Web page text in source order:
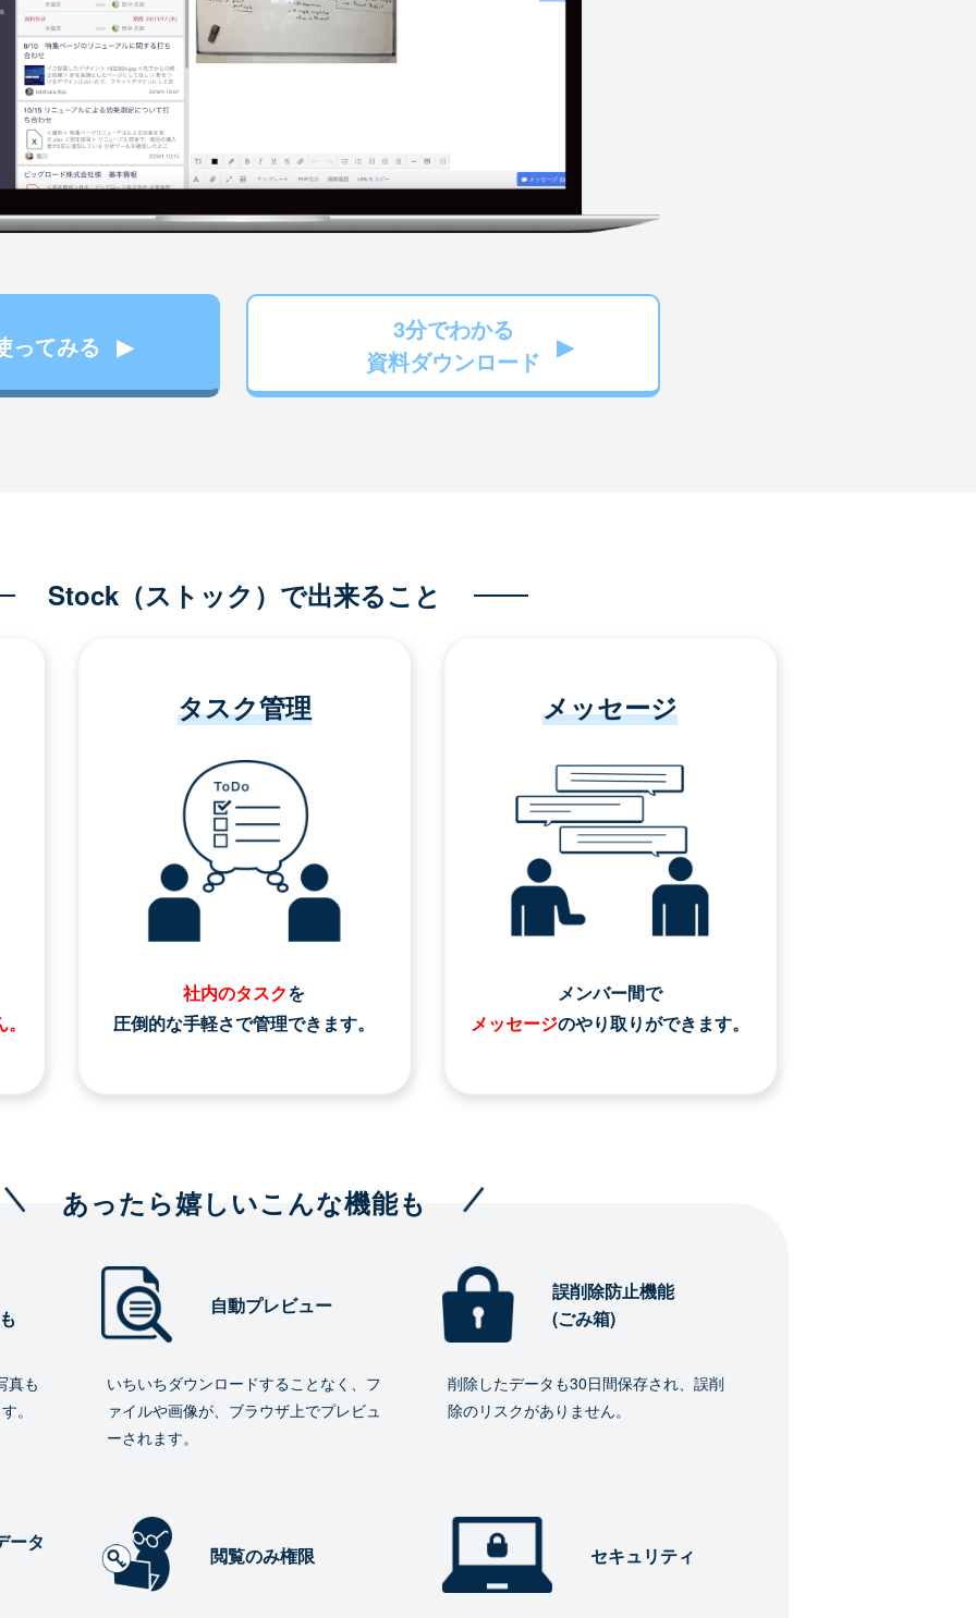
ってみる
3分でわかる
資料ダウンロード
Stock（ストック）で出来ること
タスク管理
社内のタスクを
圧倒的な手軽さで管理できます。
メッセージ
メンバー間で
メッセージのやり取りができます。
あったら嬉しいこんな機能も
真も
。
自動プレビュー
いちいちダウンロードすることなく、フ
ァイルや画像が、ブラウザ上でプレビュ
ーされます。
誤削除防止機能
(ごみ箱)
削除したデータも30日間保存され、誤削
除のリスクがありません。
ータ
閲覧のみ権限 セキュリティ